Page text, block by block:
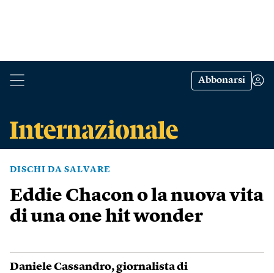
Abbonarsi
DISCHI DA SALVARE
Eddie Chacon o la nuova vita
di una one hit wonder
Daniele Cassandro, giornalista di